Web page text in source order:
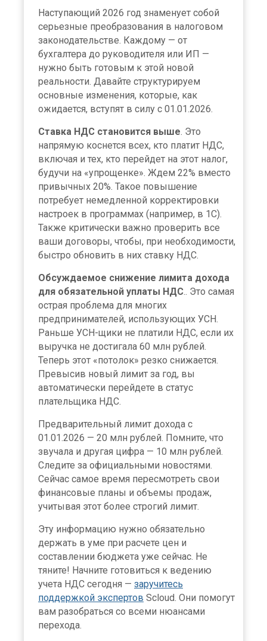
Наступающий 2026 год знаменует собой
серьезные преобразования в налоговом
законодательстве. Каждому — от
бухгалтера до руководителя или ИП —
нужно быть готовым к этой новой
реальности. Давайте структурируем
основные изменения, которые, как
ожидается, вступят в силу с 01.01.2026.
Ставка НДС становится выше . Это
напрямую коснется всех, кто платит НДС,
включая и тех, кто перейдет на этот налог,
будучи на «упрощенке». Ждем 22% вместо
привычных 20%. Такое повышение
потребует немедленной корректировки
настроек в программах (например, в 1С).
Также критически важно проверить все
ваши договоры, чтобы, при необходимости,
быстро обновить в них ставку НДС.
Обсуждаемое снижение лимита дохода
для обязательной уплаты НДС .. Это самая
острая проблема для многих
предпринимателей, использующих УСН.
Раньше УСН-щики не платили НДС, если их
выручка не достигала 60 млн рублей.
Теперь этот «потолок» резко снижается.
Превысив новый лимит за год, вы
автоматически перейдете в статус
плательщика НДС.
Предварительный лимит дохода с
01.01.2026 — 20 млн рублей. Помните, что
звучала и другая цифра — 10 млн рублей.
Следите за официальными новостями.
Сейчас самое время пересмотреть свои
финансовые планы и объемы продаж,
учитывая этот более строгий лимит.
Эту информацию нужно обязательно
держать в уме при расчете цен и
составлении бюджета уже сейчас. Не
тяните! Начните готовиться к ведению
учета НДС сегодня — заручитесь
поддержкой экспертов Scloud. Они помогут
вам разобраться со всеми нюансами
перехода.